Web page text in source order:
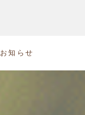
お知らせ